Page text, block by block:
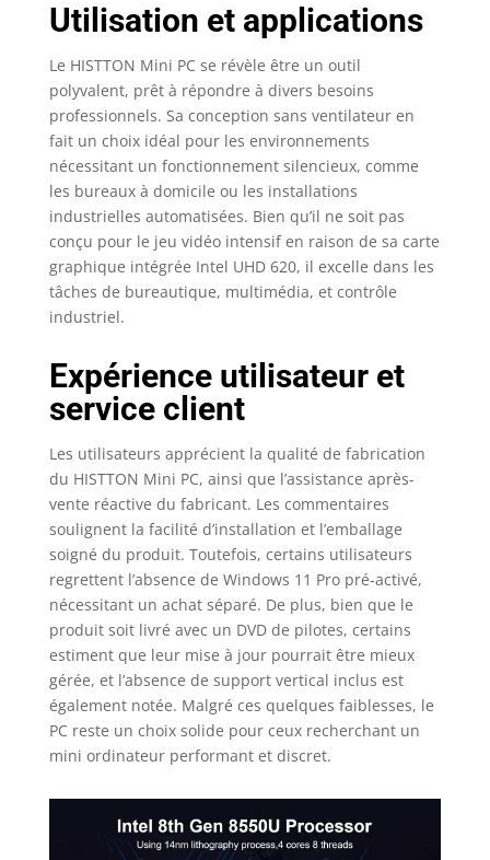
peuvent parfaitement
opérer Internet, le
Streaming média et
l’audio sans
interrompre de la
d’avoir le signal WLAN
très stable et lisse.
【Conception de
refroidissement sans
ventilateur &
économie d'énergie
protection de
silencieux parfait,
conception sans
ventilateur, coque en
s'inquiéter pas de la
dispersion thermique,
ce mini-ordinateur
offre une durabilité et
dispersion thermique
excellentes.Comparé à
la consommation
d’ordinateur
traditionnel de 150W,
il peut économiser
plus de 80% d'énergie,
car il utilise
l’alimentation DC12V
5A , la consommation
15W.
Utilisation et applications
Le HISTTON Mini PC se révèle être un outil
polyvalent, prêt à répondre à divers besoins
professionnels. Sa conception sans ventilateur en
fait un choix idéal pour les environnements
nécessitant un fonctionnement silencieux, comme
les bureaux à domicile ou les installations
industrielles automatisées. Bien qu’il ne soit pas
conçu pour le jeu vidéo intensif en raison de sa carte
graphique intégrée Intel UHD 620, il excelle dans les
tâches de bureautique, multimédia, et contrôle
industriel.
Expérience utilisateur et
service client
Les utilisateurs apprécient la qualité de fabrication
du HISTTON Mini PC, ainsi que l’assistance après-
vente réactive du fabricant. Les commentaires
soulignent la facilité d’installation et l’emballage
soigné du produit. Toutefois, certains utilisateurs
regrettent l’absence de Windows 11 Pro pré-activé,
nécessitant un achat séparé. De plus, bien que le
produit soit livré avec un DVD de pilotes, certains
estiment que leur mise à jour pourrait être mieux
gérée, et l’absence de support vertical inclus est
également notée. Malgré ces quelques faiblesses, le
PC reste un choix solide pour ceux recherchant un
mini ordinateur performant et discret.